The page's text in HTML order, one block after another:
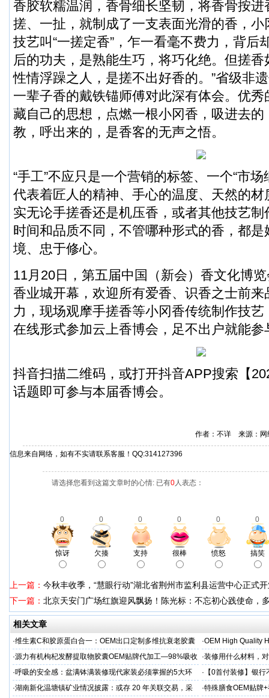
香胶软糯温润，香骨细长坚韧，将香骨按
搓、一扯，就制成了一支表面光滑的香，
技艺叫“一搓定香”，乍一看毫不费力，背后
后的功夫，是熟能生巧，将巧化绝。但搓
性情浮躁之人，是搓不出好香的。”省级非
一辈子香的戴铁锚师傅对此深有体会。优
藏自己的思想，点燃一根小冈香，吸进去
教，呼出来的，是香客的无声之悟。
“手工”不应只是一个营销的标签、一个“市
代表着匠人的精神、手心的温度、天然的
实无论手搓香还是机压香，或者其他技艺
时间和品质不同，不管哪种形式的香，都
境、忠于修心。
11月20日，第五届中国（新会）香文化博
香业城开幕，欢迎所有爱香、识香之士前
力，现场观摩手搓香等小冈香传统制作技
在线形式参加云上香博会，足不出户就能
抖音扫描二维码，或打开抖音APP搜索【
话题即可参与本届香博会。
作者：不详 来源：
信息来自网络，如有不实请联系客服！QQ:314127396
请选择您看到这篇文章时的心情: 已有0人表态：
0 0 0 0 0 0
惊讶 欠揍 支持 很棒 愤怒 搞笑
上一篇： 今秋丰收季，“慧眼行动”湖北省荆州市监利县运营中心正式
下一篇： 北京天安门广场红旗迎风飘扬！陈光标：不忘初心践使命，
相关文章
·维生素C和胶原蛋白合一：OEM出口定制多维抗衰老胶囊 ·OEM High Quality
·源力有机枸杞发酵提取物胶囊OEM贴牌代加工—98%吸收
率 免疫燃料
·装修用什么材料，
·呼吸的安全感：盆满钵满装修现代家装必须掌握的5大环
保准则
· 【0首付装修】银
贷，月供少还30%！
·湖南新化温塘镇矿业情况披露：或存 20 年关联交易，采
·特殊膳食OEM贴牌